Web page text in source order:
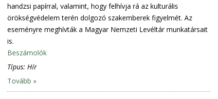
handzsi papírral, valamint, hogy felhívja rá az kulturális
örökségvédelem terén dolgozó szakemberek figyelmét. Az
eseményre meghívták a Magyar Nemzeti Levéltár munkatársait
is.
Beszámolók
Típus: Hír
Tovább »